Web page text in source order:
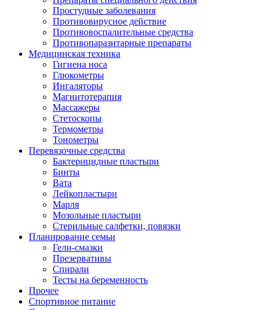
Простудные заболевания
Противовирусное действие
Противовоспалительные средства
Противопаразитарные препараты
Медицинская техника
Гигиена носа
Глюкометры
Ингаляторы
Магнитотерапия
Массажеры
Стетоскопы
Термометры
Тонометры
Перевязочные средства
Бактерицидные пластыри
Бинты
Вата
Лейкопластыри
Марля
Мозольные пластыри
Стерильные салфетки, повязки
Планирование семьи
Гели-смазки
Презервативы
Спирали
Тесты на беременность
Прочее
Спортивное питание